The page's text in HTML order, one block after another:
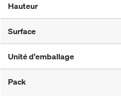
Hauteur
Surface
Unité d'emballage
Pack